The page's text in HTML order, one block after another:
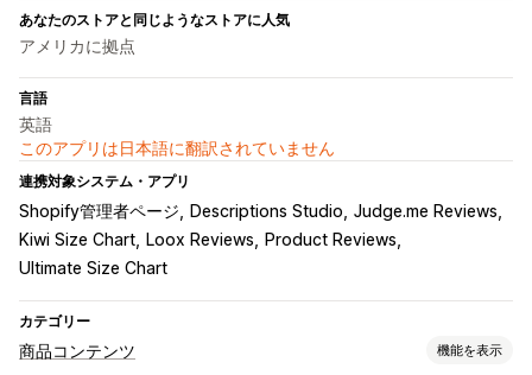
あなたのストアと同じようなストアに人気
アメリカに拠点
言語
英語
このアプリは日本語に翻訳されていません
連携対象システム・アプリ
Shopify管理者ページ Descriptions Studio Judge.me Reviews
Kiwi Size Chart
Loox Reviews
Product Reviews
Ultimate Size Chart
カテゴリー
商品コンテンツ 機能を表示